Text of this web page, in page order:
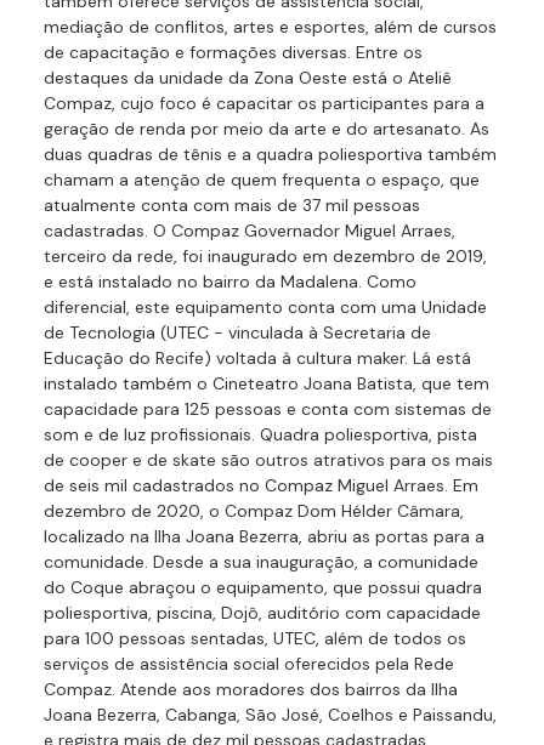
mediação de conflitos, artes e esportes, além de cursos
de capacitação e formações diversas. Entre os
destaques da unidade da Zona Oeste está o Ateliê
Compaz, cujo foco é capacitar os participantes para a
geração de renda por meio da arte e do artesanato. As
duas quadras de tênis e a quadra poliesportiva também
chamam a atenção de quem frequenta o espaço, que
atualmente conta com mais de 37 mil pessoas
cadastradas. O Compaz Governador Miguel Arraes,
terceiro da rede, foi inaugurado em dezembro de 2019,
e está instalado no bairro da Madalena. Como
diferencial, este equipamento conta com uma Unidade
de Tecnologia (UTEC - vinculada à Secretaria de
Educação do Recife) voltada à cultura maker. Lá está
instalado também o Cineteatro Joana Batista, que tem
capacidade para 125 pessoas e conta com sistemas de
som e de luz profissionais. Quadra poliesportiva, pista
de cooper e de skate são outros atrativos para os mais
de seis mil cadastrados no Compaz Miguel Arraes. Em
dezembro de 2020, o Compaz Dom Hélder Câmara,
localizado na Ilha Joana Bezerra, abriu as portas para a
comunidade. Desde a sua inauguração, a comunidade
do Coque abraçou o equipamento, que possui quadra
poliesportiva, piscina, Dojô, auditório com capacidade
para 100 pessoas sentadas, UTEC, além de todos os
serviços de assistência social oferecidos pela Rede
Compaz. Atende aos moradores dos bairros da Ilha
Joana Bezerra, Cabanga, São José, Coelhos e Paissandu,
e registra mais de dez mil pessoas cadastradas.